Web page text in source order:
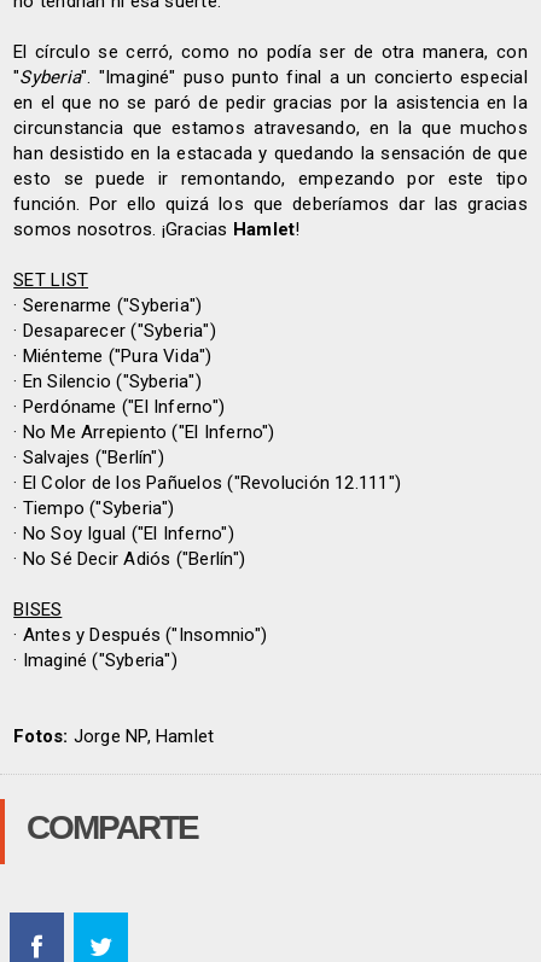
El círculo se cerró, como no podía ser de otra manera, con
"Syberia". "Imaginé" puso punto final a un concierto especial
en el que no se paró de pedir gracias por la asistencia en la
circunstancia que estamos atravesando, en la que muchos
han desistido en la estacada y quedando la sensación de que
esto se puede ir remontando, empezando por este tipo
función. Por ello quizá los que deberíamos dar las gracias
somos nosotros. ¡Gracias Hamlet!
SET LIST
· Serenarme ("Syberia")
· Desaparecer ("Syberia")
· Miénteme ("Pura Vida")
· En Silencio ("Syberia")
· Perdóname ("El Inferno")
· No Me Arrepiento ("El Inferno")
· Salvajes ("Berlín")
· El Color de los Pañuelos ("Revolución 12.111")
· Tiempo ("Syberia")
· No Soy Igual ("El Inferno")
· No Sé Decir Adiós ("Berlín")
BISES
· Antes y Después ("Insomnio")
· Imaginé ("Syberia")
Fotos: Jorge NP, Hamlet
COMPARTE